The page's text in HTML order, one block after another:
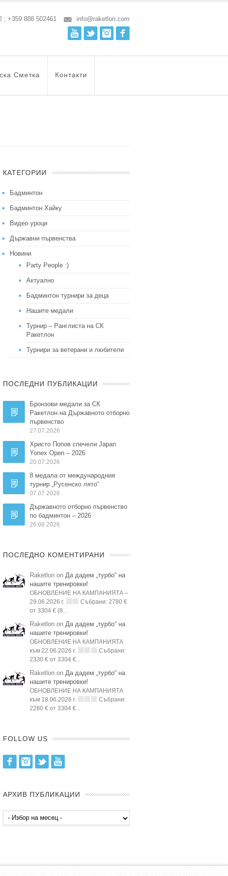
; +359 888 502461
info@raketlon.com
Instagram
Twitter
Youtube
Сметка Контакти
КАТЕГОРИИ
Бадминтон
Бадминтон Хайку
Видео уроци
Държавни първенства
Новини
Party People :)
Актуално
Бадминтон турнири за деца
Нашите медали
Турнир – Ранглиста на СК
Ракетлон
Турнири за ветерани и любители
ПОСЛЕДНИ ПУБЛИКАЦИИ
Бронзови медали за СК
Ракетлон на Държавното отборно
първенство
27.07.2026
Христо Попов спечели Japan
Yonex Open – 2026
20.07.2026
8 медала от международния
турнир „Русенско лято“
07.07.2026
Държавното отборно първенство
по бадминтон – 2026
26.06.2026
ПОСЛЕДНО КОМЕНТИРАНИ
Raketlon on Да дадем „турбо“ на
нашите тренировки!
ОБНОВЛЕНИЕ НА КАМПАНИЯТА –
29.06.2026 г.
Събрани: 2780 €
от 3304 € (8...
Raketlon on Да дадем „турбо“ на
нашите тренировки!
ОБНОВЛЕНИЕ НА КАМПАНИЯТА
към 22.06.2026 г.
Събрани:
2330 € от 3304 €...
Raketlon on Да дадем „турбо“ на
нашите тренировки!
ОБНОВЛЕНИЕ НА КАМПАНИЯТА
към 18.06.2026 г.
Събрани:
2280 € от 3304 €...
FOLLOW US
FacebookInstagram
Twitter
АРХИВ ПУБЛИКАЦИИ
Архив
публикации